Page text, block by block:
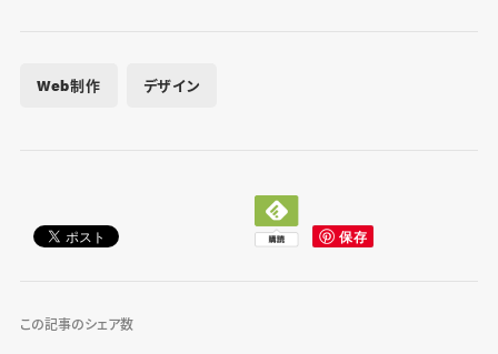
Web制作 デザイン
この記事のシェア数